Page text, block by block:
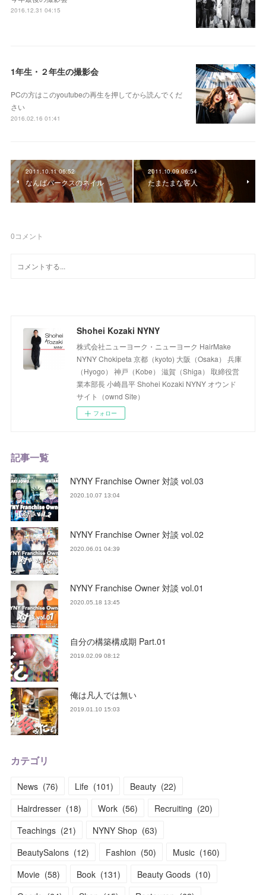
2016.12.31 04:15
1年生・２年生の撮影会
PCの方はこのyoutubeの再生を押してから読んでくだ
さい
2016.02.16 01:41
2011.10.11 06:52
なんばパークスのネイル
2011.10.09 06:54
たまたまな客人
0コメント
Shohei Kozaki NYNY
株式会社ニューヨーク・ニューヨーク HairMake
NYNY Chokipeta 京都（kyoto) 大阪（Osaka） 兵庫
（Hyogo） 神戸（Kobe） 滋賀（Shiga） 取締役営
業本部長 小崎昌平 Shohei Kozaki NYNY オウンド
サイト（ownd Site）
フォロー
記事一覧
NYNY Franchise Owner 対談 vol.03
2020.10.07 13:04
NYNY Franchise Owner 対談 vol.02
2020.06.01 04:39
NYNY Franchise Owner 対談 vol.01
2020.05.18 13:45
自分の構築構成期 Part.01
2019.02.09 08:12
俺は凡人では無い
2019.01.10 15:03
カテゴリ
News (76) Life (101) Beauty (22)
Hairdresser (18) Work (56) Recruiting (20)
Teachings (21) NYNY Shop (63)
BeautySalons (12) Fashion (50) Music (160)
Movie (58) Book (131) Beauty Goods (10)